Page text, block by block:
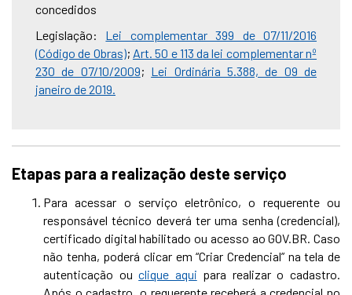
concedidos
Legislação: Lei complementar 399 de 07/11/2016
(Código de Obras); Art. 50 e 113 da lei complementar nº
230 de 07/10/2009; Lei Ordinária 5.388, de 09 de
janeiro de 2019.
Etapas para a realização deste serviço
Para acessar o serviço eletrônico, o requerente ou
responsável técnico deverá ter uma senha (credencial),
certificado digital habilitado ou acesso ao GOV.BR. Caso
não tenha, poderá clicar em “Criar Credencial” na tela de
autenticação ouclique aqui para realizar o cadastro.